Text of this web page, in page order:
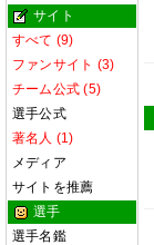
サイト
すべて (9)
ファンサイト (3)
チーム公式 (5)
選手公式
著名人 (1)
メディア
サイトを推薦
選手
選手名鑑